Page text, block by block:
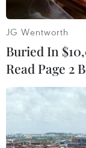
Cảnh báo
tan trong
24/03/2022 14:33
JG Wentworth
Buried In
Read Page 2